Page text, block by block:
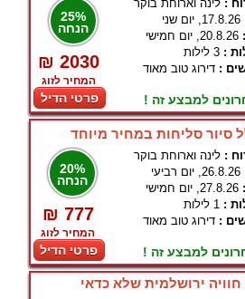
25%
הנחה
₪ 2030
המחיר לזוג
פרטי הדיל
: לינה וארוחת בוקר
17.8.26, יום שני
20.8.26, יום חמישי
: 3 לילות
: דירוג טוב מאוד
למבצע זה !
סיור סליחות במחיר מיוחד
20%
הנחה
₪ 777
המחיר לזוג
פרטי הדיל
: לינה וארוחת בוקר
26.8.26, יום רביעי
27.8.26, יום חמישי
: 1 לילות
: דירוג טוב מאוד
למבצע זה !
חוויה ירושלמית שלא כדאי